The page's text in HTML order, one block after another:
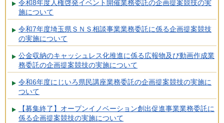
令和8年度人権啓発イベント開催業務委託の企画提案競技の実
施について
令和7年度埼玉県ＳＮＳ相談事業業務委託に係る企画提案競技
の実施について
公金収納のキャッシュレス化推進に係る広報物及び動画作成業
務委託の企画提案競技の実施について
令和6年度にじいろ県民講座業務委託の企画提案競技の実施に
ついて
【募集終了】オープンイノベーション創出促進事業業務委託に
係る企画提案競技の実施について